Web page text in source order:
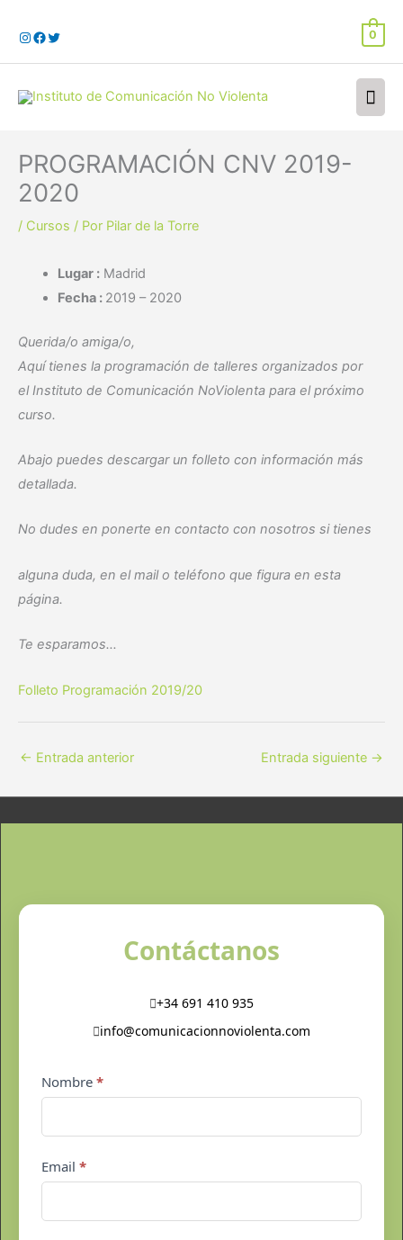
contenido
0
PROGRAMACIÓN CNV 2019-
2020
/ Cursos / Por Pilar de la Torre
Lugar :Madrid
Fecha : 2019 – 2020
Querida/o amiga/o,
Aquí tienes la programación de talleres organizados por
elInstituto de Comunicación NoViolenta para el próximo
curso.
Abajo puedes descargar un folleto con información más
detallada.
No dudes en ponerte en contacto con nosotros si tienes
alguna duda, en el mail o teléfono que figura en esta
página.
Te esparamos…
Folleto Programación 2019/20
← Entrada anterior Entrada siguiente →
Contáctanos
+34 691 410 935
info@comunicacionnoviolenta.com
Contacto
pie
Nombre *
Email *